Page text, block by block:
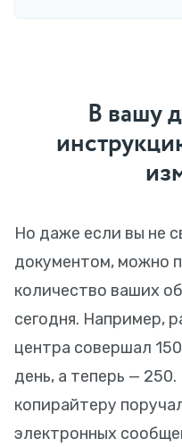
В вашу
Но даже если вы не
документом, можно
количество ваших
сегодня. Например,
центра совершал
день, а теперь —
копирайтеру
электронных